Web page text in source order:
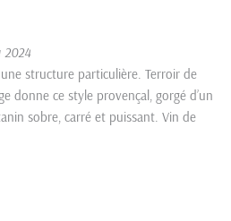
2024
structure particulière. Terroir de
donne ce style provençal, gorgé d’un
sobre, carré et puissant. Vin de